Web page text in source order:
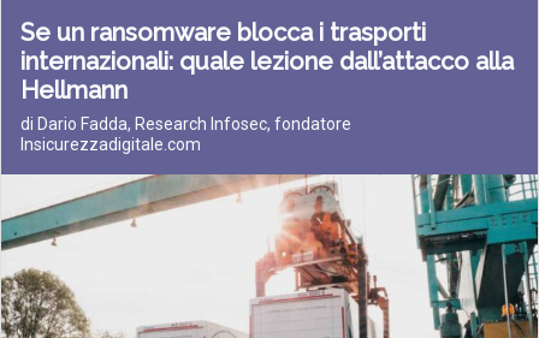
Se un ransomware blocca i trasporti
internazionali: quale lezione dall’attacco alla
Hellmann
di Dario Fadda, Research Infosec, fondatore
Insicurezzadigitale.com